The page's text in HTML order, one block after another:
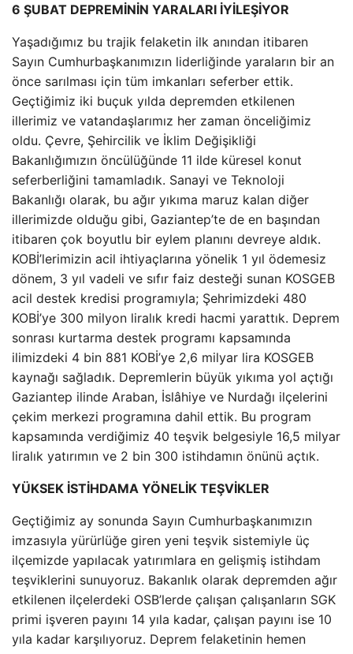
6 ŞUBAT DEPREMİNİN YARALARI İYİLEŞİYOR
Yaşadığımız bu trajik felaketin ilk anından itibaren
Sayın Cumhurbaşkanımızın liderliğinde yaraların bir an
önce sarılması için tüm imkanları seferber ettik.
Geçtiğimiz iki buçuk yılda depremden etkilenen
illerimiz ve vatandaşlarımız her zaman önceliğimiz
oldu. Çevre, Şehircilik ve İklim Değişikliği
Bakanlığımızın öncülüğünde 11 ilde küresel konut
seferberliğini tamamladık. Sanayi ve Teknoloji
Bakanlığı olarak, bu ağır yıkıma maruz kalan diğer
illerimizde olduğu gibi, Gaziantep’te de en başından
itibaren çok boyutlu bir eylem planını devreye aldık.
KOBİ’lerimizin acil ihtiyaçlarına yönelik 1 yıl ödemesiz
dönem, 3 yıl vadeli ve sıfır faiz desteği sunan KOSGEB
acil destek kredisi programıyla; Şehrimizdeki 480
KOBİ’ye 300 milyon liralık kredi hacmi yarattık. Deprem
sonrası kurtarma destek programı kapsamında
ilimizdeki 4 bin 881 KOBİ’ye 2,6 milyar lira KOSGEB
kaynağı sağladık. Depremlerin büyük yıkıma yol açtığı
Gaziantep ilinde Araban, İslâhiye ve Nurdağı ilçelerini
çekim merkezi programına dahil ettik. Bu program
kapsamında verdiğimiz 40 teşvik belgesiyle 16,5 milyar
liralık yatırımın ve 2 bin 300 istihdamın önünü açtık.
YÜKSEK İSTİHDAMA YÖNELİK TEŞVİKLER
Geçtiğimiz ay sonunda Sayın Cumhurbaşkanımızın
imzasıyla yürürlüğe giren yeni teşvik sistemiyle üç
ilçemizde yapılacak yatırımlara en gelişmiş istihdam
teşviklerini sunuyoruz. Bakanlık olarak depremden ağır
etkilenen ilçelerdeki OSB’lerde çalışan çalışanların SGK
primi işveren payını 14 yıla kadar, çalışan payını ise 10
yıla kadar karşılıyoruz. Deprem felaketinin hemen